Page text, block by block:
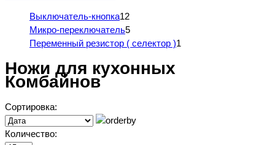
Выключатель-кнопка12
Микро-переключатель5
Переменный резистор ( селектор )1
Ножи для кухонных
Комбайнов
Сортировка:
Количество: